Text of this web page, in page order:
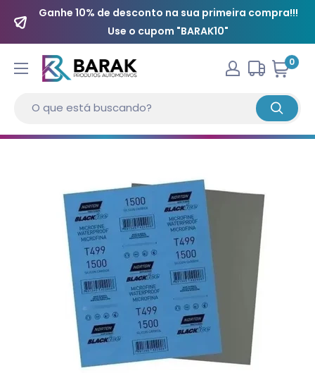
Ganhe 10% de desconto na sua primeira compra!!!
Use o cupom "BARAK10"
0